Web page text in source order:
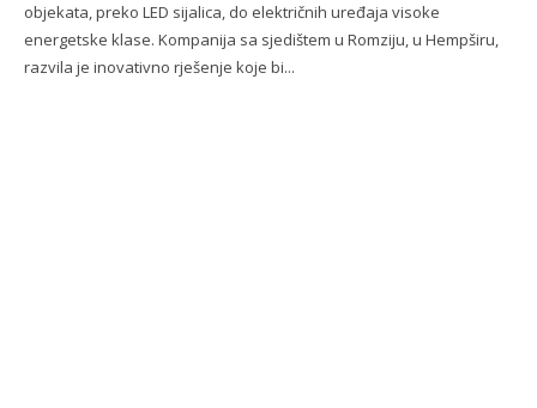
objekata, preko LED sijalica, do električnih uređaja visoke
energetske klase. Kompanija sa sjedištem u Romziju, u Hempširu,
razvila je inovativno rješenje koje bi...